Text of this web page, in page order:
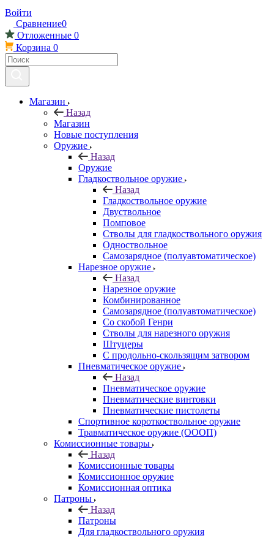
Войти
Сравнение0
Отложенные 0
Корзина 0
Магазин
Назад
Магазин
Новые поступления
Оружие
Назад
Оружие
Гладкоствольное оружие
Назад
Гладкоствольное оружие
Двуствольное
Помповое
Стволы для гладкоствольного оружия
Одноствольное
Самозарядное (полуавтоматическое)
Нарезное оружие
Назад
Нарезное оружие
Комбинированное
Самозарядное (полуавтоматическое)
Со скобой Генри
Стволы для нарезного оружия
Штуцеры
С продольно-скользящим затвором
Пневматическое оружие
Назад
Пневматическое оружие
Пневматические винтовки
Пневматические пистолеты
Спортивное короткоствольное оружие
Травматическое оружие (ОООП)
Комиссионные товары
Назад
Комиссионные товары
Комиссионное оружие
Комиссионная оптика
Патроны
Назад
Патроны
Для гладкоствольного оружия